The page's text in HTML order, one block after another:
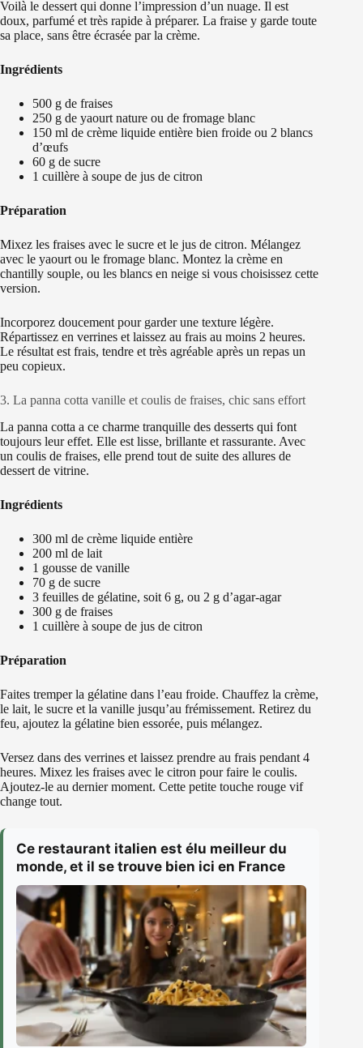
Voilà le dessert qui donne l’impression d’un nuage. Il est
doux, parfumé et très rapide à préparer. La fraise y garde toute
sa place, sans être écrasée par la crème.
Ingrédients
500 g de fraises
250 g de yaourt nature ou de fromage blanc
150 ml de crème liquide entière bien froide ou 2 blancs
d’œufs
60 g de sucre
1 cuillère à soupe de jus de citron
Préparation
Mixez les fraises avec le sucre et le jus de citron. Mélangez
avec le yaourt ou le fromage blanc. Montez la crème en
chantilly souple, ou les blancs en neige si vous choisissez cette
version.
Incorporez doucement pour garder une texture légère.
Répartissez en verrines et laissez au frais au moins 2 heures.
Le résultat est frais, tendre et très agréable après un repas un
peu copieux.
3. La panna cotta vanille et coulis de fraises, chic sans effort
La panna cotta a ce charme tranquille des desserts qui font
toujours leur effet. Elle est lisse, brillante et rassurante. Avec
un coulis de fraises, elle prend tout de suite des allures de
dessert de vitrine.
Ingrédients
300 ml de crème liquide entière
200 ml de lait
1 gousse de vanille
70 g de sucre
3 feuilles de gélatine, soit 6 g, ou 2 g d’agar-agar
300 g de fraises
1 cuillère à soupe de jus de citron
Préparation
Faites tremper la gélatine dans l’eau froide. Chauffez la crème,
le lait, le sucre et la vanille jusqu’au frémissement. Retirez du
feu, ajoutez la gélatine bien essorée, puis mélangez.
Versez dans des verrines et laissez prendre au frais pendant 4
heures. Mixez les fraises avec le citron pour faire le coulis.
Ajoutez-le au dernier moment. Cette petite touche rouge vif
change tout.
Ce restaurant italien est élu meilleur du
monde, et il se trouve bien ici en France